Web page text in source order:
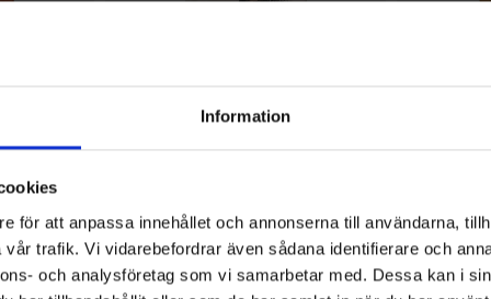
Information
för att anpassa innehållet och annonserna till användarna,
trafik. Vi vidarebefordrar även sådana identifierare och
och analysföretag som vi samarbetar med. Dessa kan i
Herre T-shirt
High Mountain
39 kr. 75 kr.
Herre T-shirt
High Mountain
39 kr.